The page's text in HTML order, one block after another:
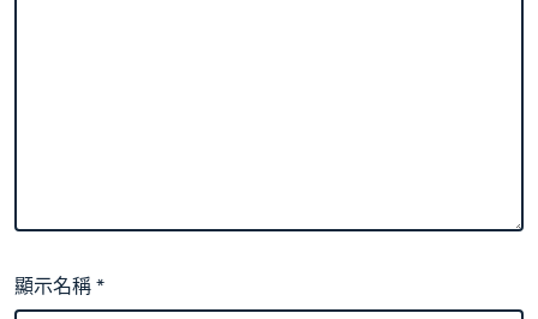
顯示名稱*